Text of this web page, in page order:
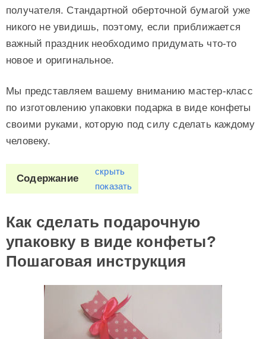
получателя. Стандартной оберточной бумагой уже
никого не увидишь, поэтому, если приближается
важный праздник необходимо придумать что-то
новое и оригинальное.
Мы представляем вашему вниманию мастер-класс
по изготовлению упаковки подарка в виде конфеты
своими руками, которую под силу сделать каждому
человеку.
Содержание
скрыть
показать
Как сделать подарочную
упаковку в виде конфеты?
Пошаговая инструкция